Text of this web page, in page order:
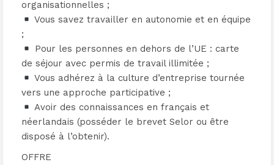
organisationnelles ;
Vous savez travailler en autonomie et en équipe
;
Pour les personnes en dehors de l’UE : carte
de séjour avec permis de travail illimitée ;
Vous adhérez à la culture d’entreprise tournée
vers une approche participative ;
Avoir des connaissances en français et
néerlandais (posséder le brevet Selor ou être
disposé à l’obtenir).
OFFRE